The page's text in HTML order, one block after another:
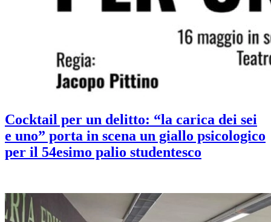
Cocktail per un delitto: “la carica dei sei
e uno” porta in scena un giallo psicologico
per il 54esimo palio studentesco